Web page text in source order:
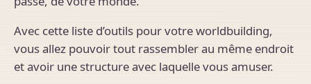
Avec cette liste d’outils pour votre worldbuilding,
vous allez pouvoir tout rassembler au même endroit
et avoir une structure avec laquelle vous amuser.